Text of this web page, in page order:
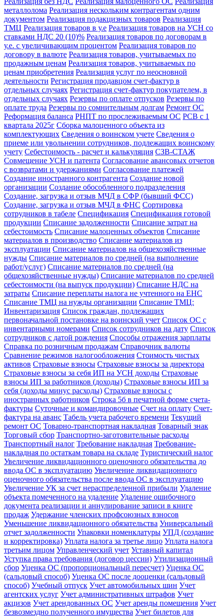
металлолома Реализация нескольким контрагентам одним
документом Реализация подакцизных товаров Реализация
ТМЦ Реализация товаров в у.е Реализация товаров на УСН со
ставками НДС 20 (10)% Реализация товаров по договорам в
у.е. с увеличивающим процентом Реализация товаров по
договору в валюте Реализация товаров, учитываемых по
продажным ценам Реализация товаров, учитываемых по
ценам приобретения Реализация услуг по неосновной
деятельности Регистрация продавцом счет-фактур в
отдельных случаях Регистрация счет-фактур покупателем, в
отдельных случаях Резервы по оплате отпусков Резервы по
оплате труда Резервы по сомнительным долгам Ремонт ОС
Реформация баланса РНПТ по прослеживаемым ОС РСВ с 1
квартала 2025г Сборка малоценного объекта из
комплектующих Сведения о воинском учете Сведения о
приеме или увольнении сотрудников, подлежащих воинскому
учету Себестоимость - расчет и калькуляция СЗВ-СТАЖ
Совмещение УСН и патента Согласование авансовых отчетов
с возвратами и удержаниями Согласование платежей
Создание иностранного контрагента Создание новой
организации Создание обособленного подразделения
Создание, загрузка и отзыв МЧД в СФР (бывший ФСС)
Создание, загрузка и отзыв МЧД в ФНС Сортировка
сотрудников в табеле Спецификация Спецификация готовой
продукции Списание задолженности Списание затрат на
себестоимость Списание малоценных объектов Списание
материалов в производство Списание материалов из
эксплуатации Списание материалов на общехозяйственные
нужды Списание материалов по средней (на выполнение
работ/услуг) Списание материалов по средней (на
общехозяйственные нужды) Списание материалов по средней
себестоимости (на выпуск продукции) Списание НДС на
затраты Списание переплаты налога не учтенного на ЕНС
Списание ТМЦ на нужды организации Списание ТМЦ:
Инвентаризация Список граждан, подлежащих
первоначальной постановке на воинский учет Список ОС с
инвентарными номерами Список сотрудников на дату Список
сотрудников с датой рождения Способы отражения зарплаты
Справка по розничным продажам Справочник валюты
Сравнение режимов налогообложения Стоимость чистых
активов Страховые взносы Страховые взносы за директора
Страховые взносы за себя ИП на УСН доходы Страховые
взносы ИП за работников (доходы) Страховые взносы ИП за
себя (доходы минус расходы) Страховые взносы с
иностранных работников Строка 5б в печатной форме счета-
фактуры Суточные и командировочные Счет на оплату Счет-
фактура на аванс Табель учета рабочего времени Текущий
ремонт ОС Товарно-транспортная накладная Товарный знак
Торговый сбор Транспортно-заготовительные расходы
Транспортный налог Требование накладная Требование-
накладная по остаткам товара на складе Туристический налог
Увеличение ликвидационного оценочного обязательства до
ввода ОС в эксплуатацию Увеличение ликвидационного
оценочного обязательства после ввода ОС в эксплуатацию
Увеличение УК за счет нераспределенной прибыли Удаление
объекта помеченного на удаление Удаление ошибочного
документа реализации и аннулирование записи в книге
продаж Удержание членских профсоюзных взносов
Уменьшение ликвидационного обязательства Универсальный
отчет задолженности Упаковки номенклатуры УПД (создание
и корректировка) Уплата налога за третье лицо Уплата налога
третьим лицом Управленческий учет Уставный капитал
Уступка права требования (договор цессии) Утилизационный
сбор Уценка ОС (пропорциональный пересчет) Уценка ОС
(сальдовый способ) Уценка ОС после дооценки (сальдовый
способ) Учебный отпуск Учет автомобильных шин Учет
агентских услуг Учет административных штрафов Учет
акцизов Учет арендованных ОС Учет аренды помещения Учет
безвозмездно полученного имущества Учет билетов для